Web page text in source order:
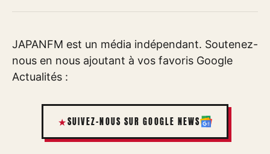
JAPANFM est un média indépendant. Soutenez-
nous en nous ajoutant à vos favoris Google
Actualités :
SUIVEZ-NOUS SUR GOOGLE NEWS